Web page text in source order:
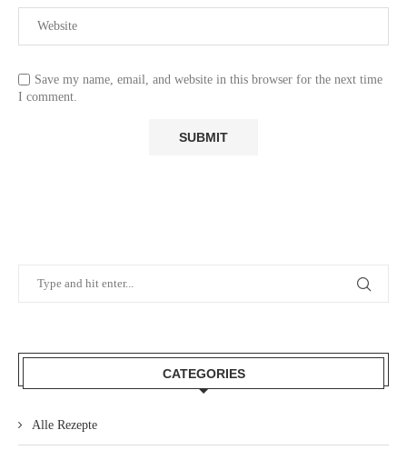
Save my name, email, and website in this browser for the next time
I comment.
CATEGORIES
Alle Rezepte